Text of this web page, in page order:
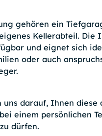
gehören ein
Kellerabteil. Die
und eignet sich
oder auch
uns darauf, Ihnen diese
einem persönlichen
dürfen.